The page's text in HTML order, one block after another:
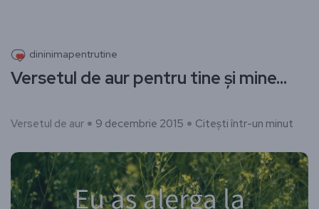
dininimapentrutine
Versetul de aur pentru tine și mine…
Versetul de aur 9 decembrie 2015 Citești într-un minut